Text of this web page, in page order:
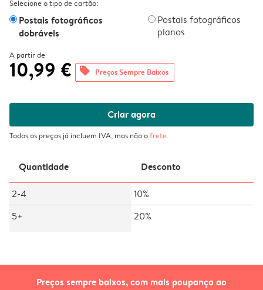
Preços sempre baixos, com mais poupança ao
Selecione o tipo de cartão:
Postais fotográficos
dobráveis
Postais fotográficos
planos
A partir de
10,99 € offers Preços Sempre Baixos
Criar agora
Todos os preços já incluem IVA, mas não ofrete.
Quantidade Desconto
2-4
10%
5+
20%